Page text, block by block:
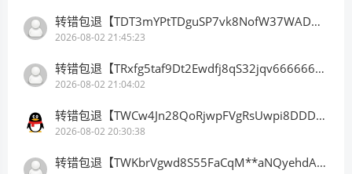
转错包退【TDT3mYPtTDguSP7vk8NofW37WADwQXejY2】客服TeleGram:【@TrxEm】
2026-08-02 21:45:23
转错包退【TRxfg5taf9Dt2Ewdfj8qS32jqv66666666】客服TeleGram:【@TrxEm】
2026-08-02 21:04:02
转错包退【TWCw4Jn28QoRjwpFVgRsUwpi8DDDDDDDDD】客服TeleGram:【@TrxEm】
2026-08-02 20:30:38
转错包退【TWKbrVgwd8S55FaCqM**aNQyehdAnhCSV2】客服TeleGram:【@TrxEm】